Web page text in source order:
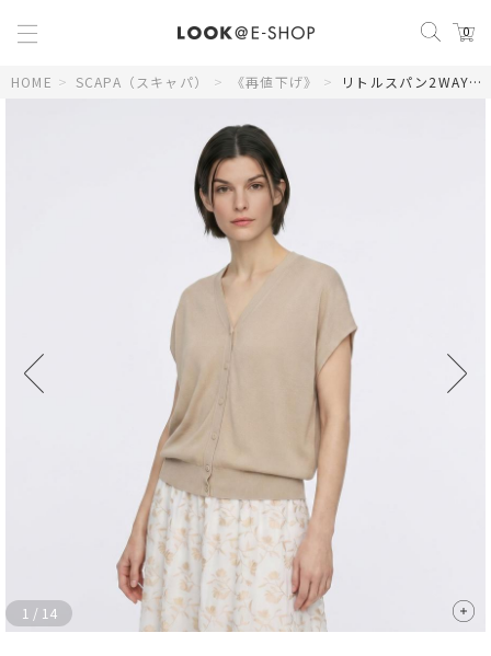
0
HOME > SCAPA（スキャパ） > 《再値下げ》 > リトルスパン2WAYニット
1 / 14